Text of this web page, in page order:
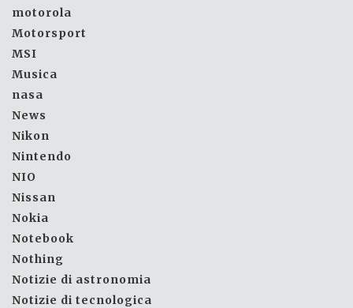
motorola
Motorsport
MSI
Musica
nasa
News
Nikon
Nintendo
NIO
Nissan
Nokia
Notebook
Nothing
Notizie di astronomia
Notizie di tecnologica